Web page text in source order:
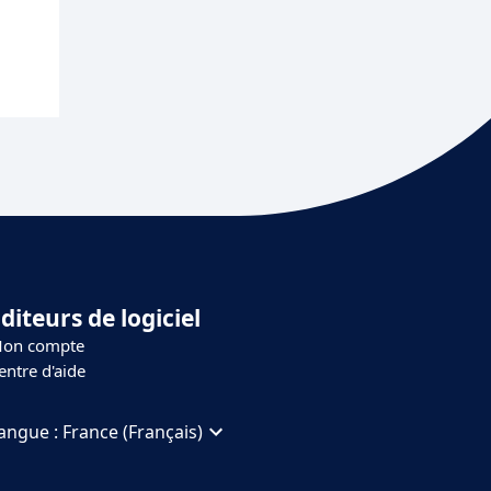
de logiciel
compte
d'aide
: France (Français)